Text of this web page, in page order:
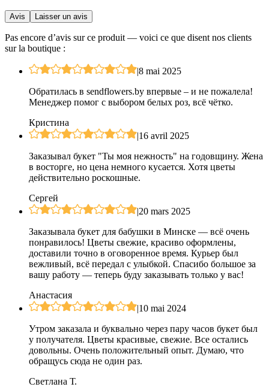
Avis Laisser un avis
Pas encore d’avis sur ce produit — voici ce que disent nos clients
sur la boutique :
|8 mai 2025
Обратилась в sendflowers.by впервые – и не пожалела!
Менеджер помог с выбором белых роз, всё чётко.
Кристина
|16 avril 2025
Заказывал букет "Ты моя нежность" на годовщину. Жена
в восторге, но цена немного кусается. Хотя цветы
действительно роскошные.
Сергей
|20 mars 2025
Заказывала букет для бабушки в Минске — всё очень
понравилось! Цветы свежие, красиво оформлены,
доставили точно в оговоренное время. Курьер был
вежливый, всё передал с улыбкой. Спасибо большое за
вашу работу — теперь буду заказывать только у вас!
Анастасия
|10 mai 2024
Утром заказала и буквально через пару часов букет был
у получателя. Цветы красивые, свежие. Все остались
довольны. Очень положительный опыт. Думаю, что
обращусь сюда не один раз.
Светлана Т.